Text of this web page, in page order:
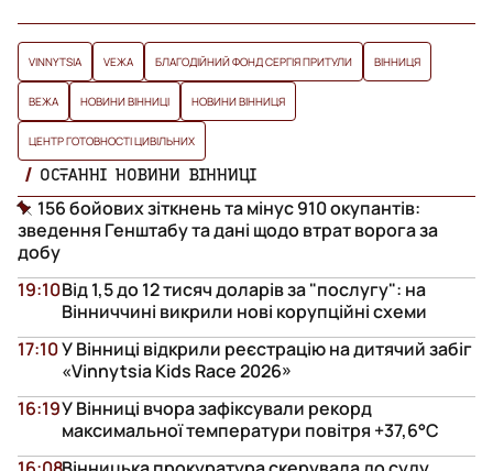
VINNYTSIA VЕЖА БЛАГОДІЙНИЙ ФОНД СЕРГІЯ ПРИТУЛИ ВІННИЦЯ
ВЕЖА НОВИНИ ВІННИЦІ НОВИНИ ВІННИЦЯ
ЦЕНТР ГОТОВНОСТІ ЦИВІЛЬНИХ
ОСТАННІ НОВИНИ ВІННИЦІ
156 бойових зіткнень та мінус 910 окупантів:
зведення Генштабу та дані щодо втрат ворога за
добу
Від 1,5 до 12 тисяч доларів за "послугу": на
Вінниччині викрили нові корупційні схеми
19:10
У Вінниці відкрили реєстрацію на дитячий забіг
«Vinnytsia Kids Race 2026»
17:10
У Вінниці вчора зафіксували рекорд
максимальної температури повітря +37,6°С
16:19